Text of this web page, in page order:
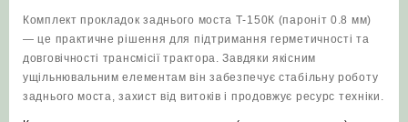
Комплект прокладок заднього моста Т‑150К (пароніт 0.8 мм)
— це практичне рішення для підтримання герметичності та
довговічності трансмісії трактора. Завдяки якісним
ущільнювальним елементам він забезпечує стабільну роботу
заднього моста, захист від витоків і продовжує ресурс техніки.